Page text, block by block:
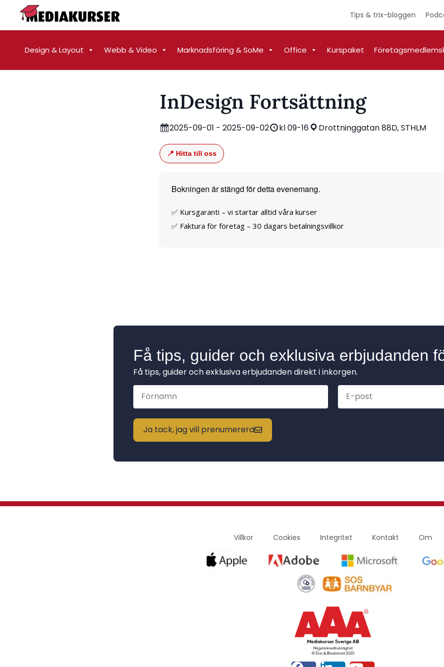
Tips & trix-bloggen
Design & Layout Webb & Video Marknadsföring & SoMe Office Kurspaket
InDesign Fortsättning
2025-09-01 - 2025-09-02 kl 09-16 Drottninggatan 88D, STHLM
📍 Hitta till oss
Bokningen är stängd för detta evenemang.
✅ Kursgaranti – vi startar alltid våra kurser
✅ Faktura för företag – 30 dagars betalningsvillkor
Få tips, guider och exklusiva erbjudanden
Få tips, guider och exklusiva erbjudanden direkt i inkorgen.
Ja tack, jag vill prenumerera
Villkor Cookies Integritet Kontakt Om